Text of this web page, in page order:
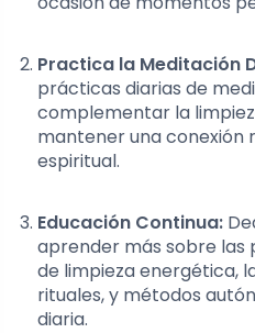
Practica la Meditación
prácticas diarias de
complementar la
mantener una conexión
espiritual.
Educación Continua:
aprender más sobre
de limpieza energética,
rituales, y métodos
diaria.